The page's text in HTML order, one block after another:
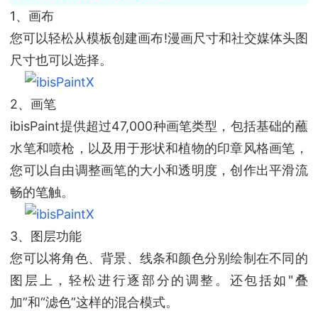
1、画布
您可以轻松从模板创建画布!漫画尺寸和社交媒体头图
尺寸也可以选择。
2、画笔
ibisPaint提供超过47,000种画笔类型，包括基础的蘸
水笔和喷枪，以及用于形状和植物的印章风格画笔，
您可以自由调整画笔的大小和透明度，创作出平滑流
畅的笔触。
3、图层功能
您可以将角色、背景、线条和颜色分别绘制在不同的
图层上，轻松进行逐部分的调整。还包括如"叠
加”和“滤色”这样的混合模式。